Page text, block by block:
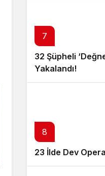
7
32 Şüpheli
Yakalandı!
8
23 İlde Dev